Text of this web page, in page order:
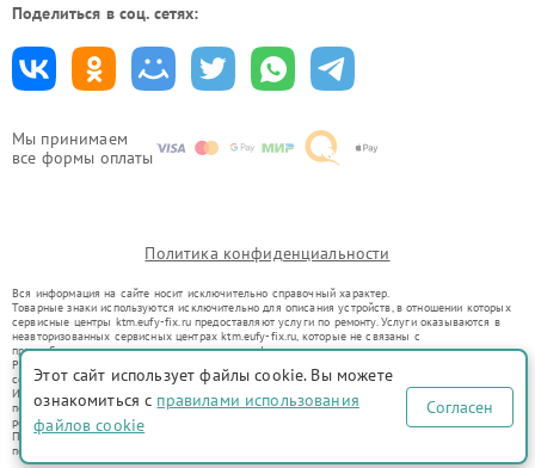
Мы принимаем
все формы оплаты
Поделиться в соц. сетях:
Политика конфиденциальности
Вся информация на сайте носит исключительно справочный характер.
Товарные знаки используются исключительно для описания устройств, в отношении которых
сервисные центры ktm.eufy-fix.ru предоставляют услуги по ремонту. Услуги оказываются в
неавторизованных сервисных центрах ktm.eufy-fix.ru, которые не связаны с
правообладателями товарных знаков или их официальными представителями.
Ремонт осуществляется для устройств, уже введенных в гражданский оборот в соответствии
со статьей 1487 ГК РФ.
Использование товарных знаков не преследует цели индивидуализации услуг или введения
потребителей в заблуждение, а служит для информирования о предоставляемых услугах по
ремонту техники указанных брендов.
Представленная на сайте информация не является публичной офертой, определяемой
положениями Статьи 437(2) Гражданского кодекса РФ
Этот сайт использует файлы cookie. Вы можете
ознакомиться с правилами использования
файлов cookie
Согласен